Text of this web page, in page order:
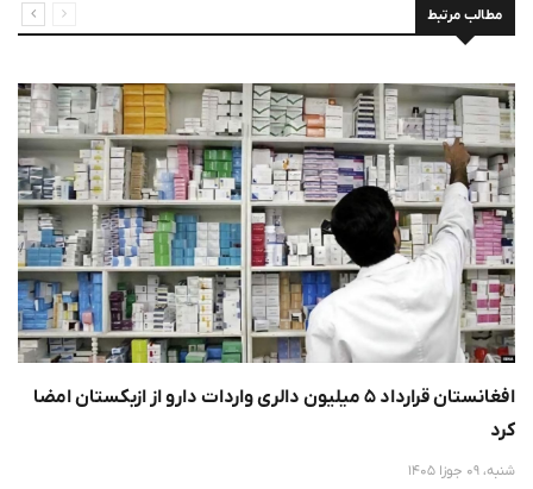
مطالب مرتبط
افغانستان قرارداد ۵ میلیون دالری واردات دارو از ازبکستان امضا
کرد
شنبه، 09 جوزا 1405